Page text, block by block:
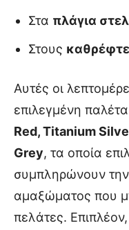
Στα πλάγια
Στους
Αυτές οι
επιλεγμένη
Red, Titanium
Grey, τα οποία
συμπληρώνουν
αμαξώματος που
πελάτες.